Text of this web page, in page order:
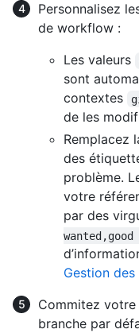
Personnalisez
de workflow :
Les valeurs
sont
contextes
de les
Remplacez
des
problème.
votre
par des
Gestion
Commitez
branche par